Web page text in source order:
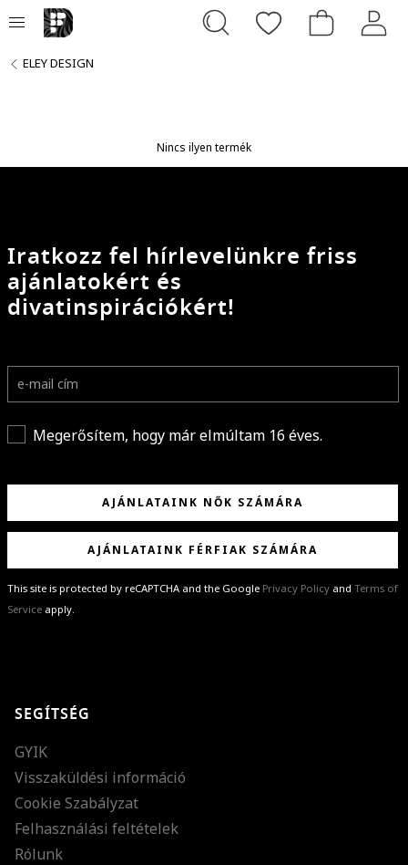
ELEY DESIGN
Nincs ilyen termék
Iratkozz fel hírlevelünkre friss
ajánlatokért és
divatinspirációkért!
Megerősítem, hogy már elmúltam 16 éves.
AJÁNLATAINK NŐK SZÁMÁRA
AJÁNLATAINK FÉRFIAK SZÁMÁRA
This site is protected by reCAPTCHA and the Google Privacy Policy and Terms of
Service apply.
különleges ajánlatainkat és stílustippjeinket!
SEGÍTSÉG
GYIK
Visszaküldési információ
Cookie Szabályzat
Felhasználási feltételek
Rólunk